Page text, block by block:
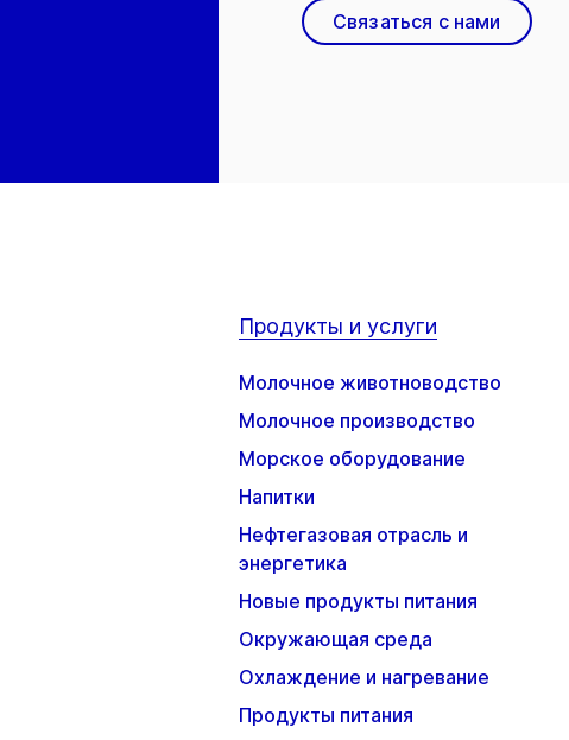
Связаться с нами
Продукты и услуги
Молочное животноводство
Молочное производство
Морское оборудование
Напитки
Нефтегазовая отрасль и
энергетика
Новые продукты питания
Окружающая среда
Охлаждение и нагревание
Продукты питания